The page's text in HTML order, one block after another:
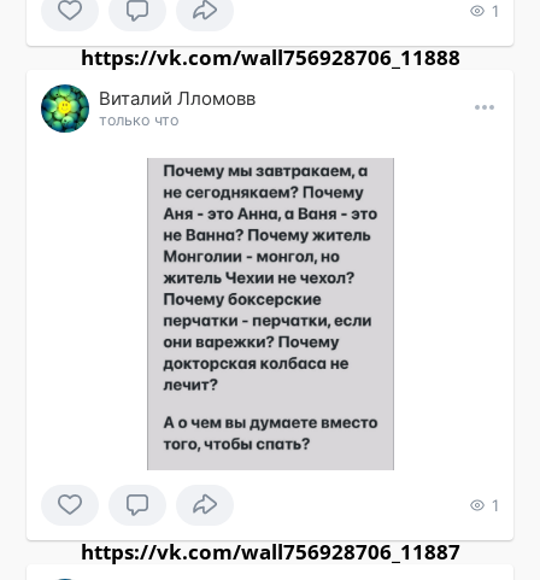
1
https://vk.com/wall756928706_11888
Виталий Лломовв
только что
1
https://vk.com/wall756928706_11887